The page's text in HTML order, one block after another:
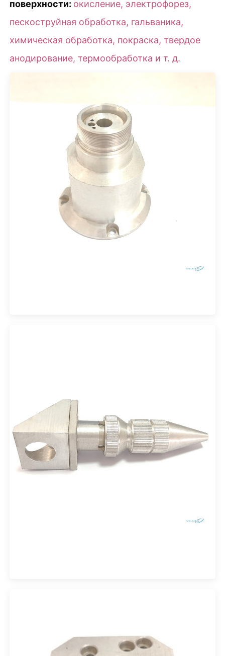
поверхности: окисление, электрофорез,
пескоструйная обработка, гальваника,
химическая обработка, покраска, твердое
анодирование, термообработка и т. д.